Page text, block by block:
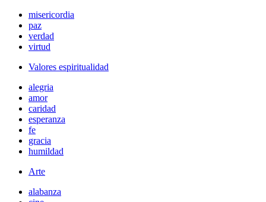
misericordia
paz
verdad
virtud
Valores espiritualidad
alegria
amor
caridad
esperanza
fe
gracia
humildad
Arte
alabanza